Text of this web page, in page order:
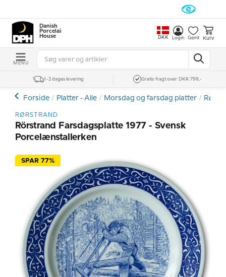
Danish
Porcelain
House
DKK Login Gemt Kurv
MENU
1-2 dages levering Gratis fragt over DKK 799,-
Forside Platter - Alle Morsdag og farsdag platter
RØRSTRAND
Rörstrand Farsdagsplatte 1977 - Svensk
Porcelænstallerken
SPAR 77%